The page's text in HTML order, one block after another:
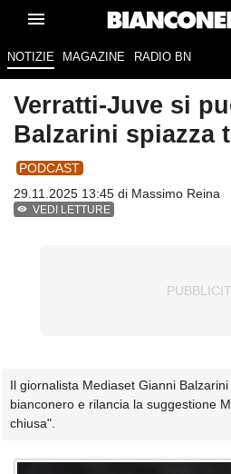
NOTIZIE MAGAZINE RADIO BN
Verratti-Juve si
Balzarini spiazza
PODCAST
29.11.2025 13:45 di Massimo Reina
VEDI LETTURE
Il giornalista Mediaset Gianni
bianconero e rilancia la suggestione
chiusa".